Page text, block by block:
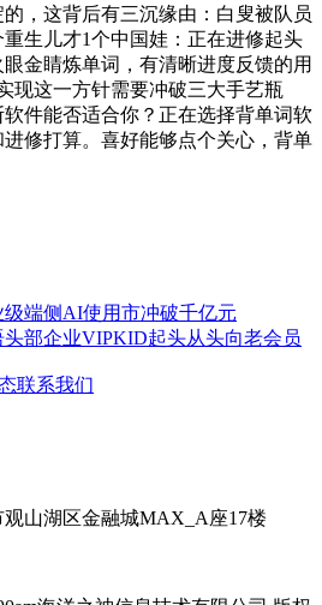
，这背后有三沉缘由：白叟被队员
生儿才1个中国娃：正在进修起头
金睛炼单词，有清晰进度反馈的用
现这一方针需要冲破三大手艺瓶
件能否适合你？正在选择背单词软
修打算。喜好能够点个关心，背单
级端侧AI使用市冲破千亿元
头部企业VIPKID起头从头向老会员
联系我们
山湖区金融城MAX_A座17楼